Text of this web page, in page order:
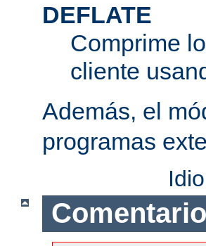
DEFLATE
Comprime
cliente
Además, el
programas